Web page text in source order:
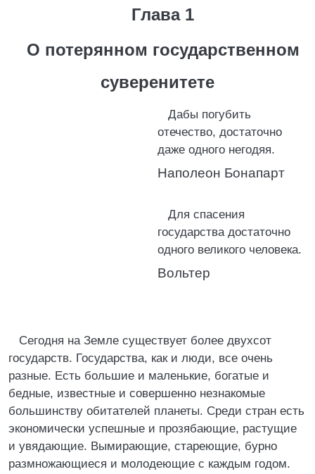
Глава 1
О потерянном государственном
суверенитете
Дабы погубить
отечество, достаточно
даже одного негодяя.
Наполеон Бонапарт
Для спасения
государства достаточно
одного великого человека.
Вольтер
Сегодня на Земле существует более двухсот
государств. Государства, как и люди, все очень
разные. Есть большие и маленькие, богатые и
бедные, известные и совершенно незнакомые
большинству обитателей планеты. Среди стран есть
экономически успешные и прозябающие, растущие
и увядающие. Вымирающие, стареющие, бурно
размножающиеся и молодеющие с каждым годом.